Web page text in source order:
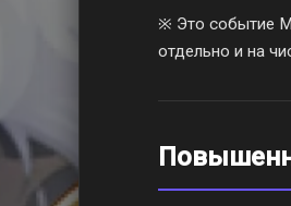
※ Это событие
отдельно и на